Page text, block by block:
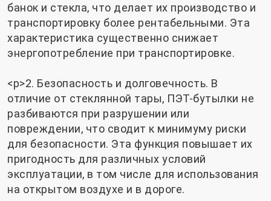
банок и стекла, что делает их производство и
транспортировку более рентабельными. Эта
характеристика существенно снижает
энергопотребление при транспортировке.
<р>2. Безопасность и долговечность. В
отличие от стеклянной тары, ПЭТ-бутылки не
разбиваются при разрушении или
повреждении, что сводит к минимуму риски
для безопасности. Эта функция повышает их
пригодность для различных условий
эксплуатации, в том числе для использования
на открытом воздухе и в дороге.